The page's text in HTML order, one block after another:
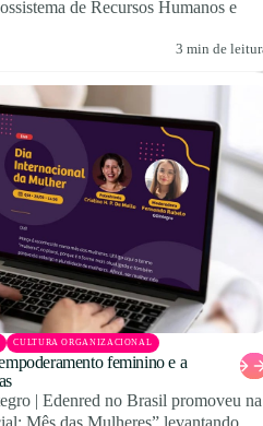
de Recursos Humanos e
3 min de
CULTURA ORGANIZACIONAL
feminino e a
| Edenred no Brasil promoveu na
Mês das Mulheres” levantando